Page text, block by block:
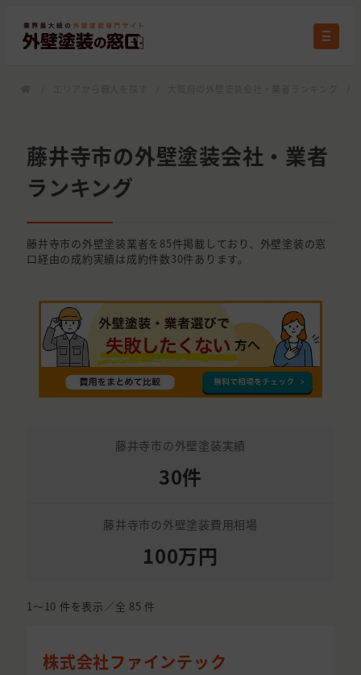
藤井寺市の外壁塗装会社・業者
ランキング
藤井寺市の外壁塗装業者を85件掲載しており、外壁塗装の窓
口経由の成約実績は成約件数30件あります。
藤井寺市の外壁塗装実績
30件
藤井寺市の外壁塗装費用相場
100万円
1〜10 件を表示／全 85 件
株式会社ファインテック